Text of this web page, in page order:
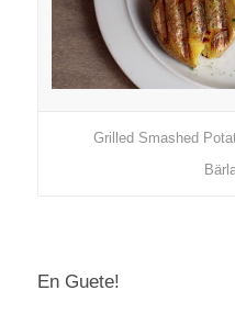
Grilled Smashed
En Guete!